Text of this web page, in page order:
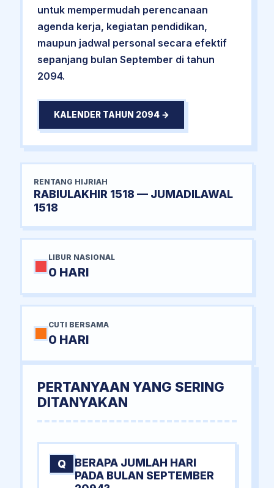
untuk mempermudah perencanaan
agenda kerja, kegiatan pendidikan,
maupun jadwal personal secara efektif
sepanjang bulan September di tahun
2094.
KALENDER TAHUN 2094 →
RENTANG HIJRIAH
RABIULAKHIR 1518 — JUMADILAWAL
1518
LIBUR NASIONAL
0 HARI
CUTI BERSAMA
0 HARI
PERTANYAAN YANG SERING
DITANYAKAN
Q
BERAPA JUMLAH HARI
PADA BULAN SEPTEMBER